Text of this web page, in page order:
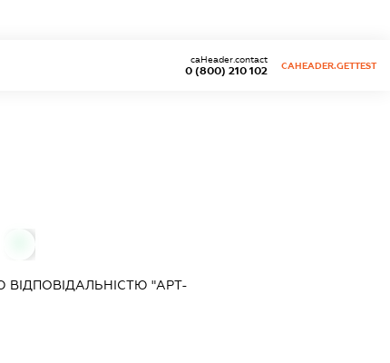
0 (800) 210 102
caHeader.contact
CAHEADER.GETTEST
"АРТ-